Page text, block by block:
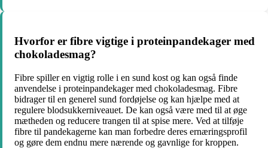
Hvorfor er fibre vigtige i proteinpandekager med
chokoladesmag?
Fibre spiller en vigtig rolle i en sund kost og kan også finde
anvendelse i proteinpandekager med chokoladesmag. Fibre
bidrager til en generel sund fordøjelse og kan hjælpe med at
regulere blodsukkerniveauet. De kan også være med til at øge
mætheden og reducere trangen til at spise mere. Ved at tilføje
fibre til pandekagerne kan man forbedre deres ernæringsprofil
og gøre dem endnu mere nærende og gavnlige for kroppen.